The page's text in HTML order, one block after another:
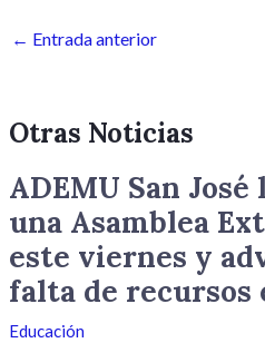
← Entrada anterior
Otras Noticias
ADEMU San
una Asamblea
este viernes y
falta de recursos
Educación